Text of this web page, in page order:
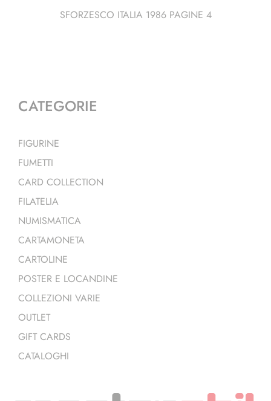
SFORZESCO ITALIA 1986 PAGINE 4
CATEGORIE
FIGURINE
FUMETTI
CARD COLLECTION
FILATELIA
NUMISMATICA
CARTAMONETA
CARTOLINE
POSTER E LOCANDINE
COLLEZIONI VARIE
OUTLET
GIFT CARDS
CATALOGHI